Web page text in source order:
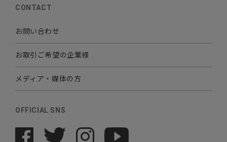
CONTACT
お問い合わせ
お取引ご希望の企業様
メディア・媒体の方
OFFICIAL SNS